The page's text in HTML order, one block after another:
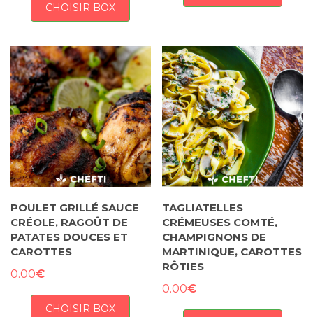
CHOISIR BOX
POULET GRILLÉ SAUCE
CRÉOLE, RAGOÛT DE
PATATES DOUCES ET
CAROTTES
0.00€
CHOISIR BOX
TAGLIATELLES
CRÉMEUSES COMTÉ,
CHAMPIGNONS DE
MARTINIQUE, CAROTTES
RÔTIES
0.00€